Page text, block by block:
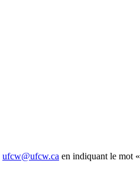
ufcw@ufcw.ca en indiquant le mot «